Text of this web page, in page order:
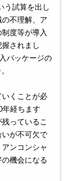
う試算を出し
不理解、ア
度等が導入
されまし
パッケージの
くことが必
経ちます
っているこ
が不可欠で
ンコンシャ
機会になる